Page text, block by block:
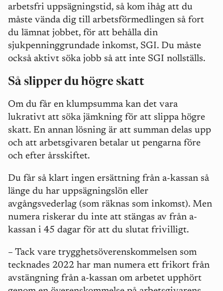
arbetsfri uppsägningstid, så kom ihåg att du
måste vända dig till arbetsförmedlingen så fort
du lämnat jobbet, för att behålla din
sjukpenninggrundade inkomst, SGI. Du måste
också aktivt söka jobb så att inte SGI nollställs.
Så slipper du högre skatt
Om du får en klumpsumma kan det vara
lukrativt att söka jämkning för att slippa högre
skatt. En annan lösning är att summan delas upp
och att arbetsgivaren betalar ut pengarna före
och efter årsskiftet.
Du får så klart ingen ersättning från a-kassan så
länge du har uppsägningslön eller
avgångsvederlag (som räknas som inkomst). Men
numera riskerar du inte att stängas av från a-
kassan i 45 dagar för att du slutat frivilligt.
– Tack vare trygghetsöverenskommelsen som
tecknades 2022 har man numera ett frikort från
avstängning från a-kassan om arbetet upphört